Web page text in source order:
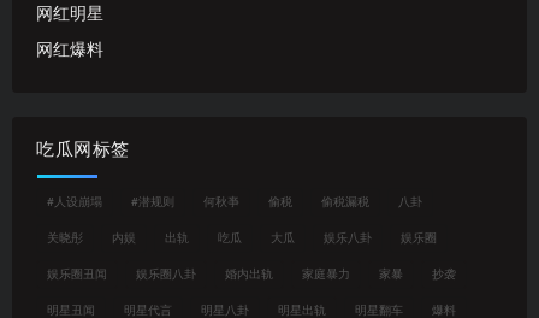
网红明星
网红爆料
吃瓜网标签
#人设崩塌 #潜规则 何秋亊 偷税 偷税漏税 八卦
关晓彤 内娱 出轨 吃瓜 大瓜 娱乐八卦 娱乐圈
娱乐圈丑闻 娱乐圈八卦 婚内出轨 家庭暴力 家暴 抄袭
明星丑闻 明星代言 明星八卦 明星出轨 明星翻车 爆料